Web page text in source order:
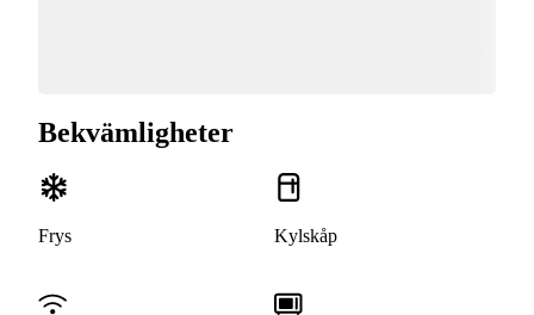
Bekvämligheter
Frys Kylskåp